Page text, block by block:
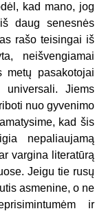
kad mano, jog
daug senesnės
rašo teisingai iš
neišvengiamai
metų pasakotojai
Jiems
nuo gyvenimo
kad šis
nepaliaujamą
vargina literatūrą
Jeigu tie rusų
asmenine, o ne
ir